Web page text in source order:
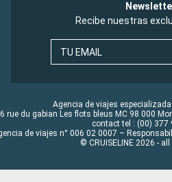
Recibe nuestras
TU EMAIL
Agencia de viajes especializada
rue du gabian Les flots bleus MC 98 000
contact tel : (00) 377
de viajes n° 006 02 0007 –
© CRUISELINE 2026 -